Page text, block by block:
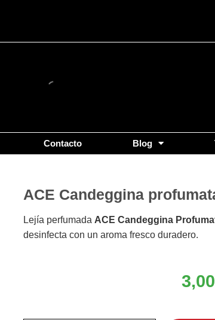
Contacto Blog
ACE Candeggina
Lejía perfumada ACE Candeggina
desinfecta con un aroma fresco duradero.
3,00